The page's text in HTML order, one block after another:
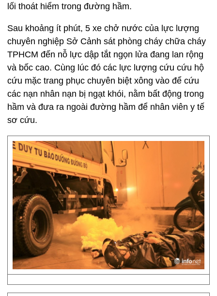
lối thoát hiểm trong đường hầm.
Sau khoảng ít phút, 5 xe chở nước của lực lượng
chuyên nghiệp Sở Cảnh sát phòng cháy chữa cháy
TPHCM đến nỗ lực dập tắt ngọn lửa đang lan rộng
và bốc cao. Cùng lúc đó các lực lượng cứu cứu hộ
cứu mặc trang phục chuyên biệt xông vào để cứu
các nạn nhân nạn bị ngạt khói, nằm bất động trong
hầm và đưa ra ngoài đường hầm để nhân viên y tế
sơ cứu.